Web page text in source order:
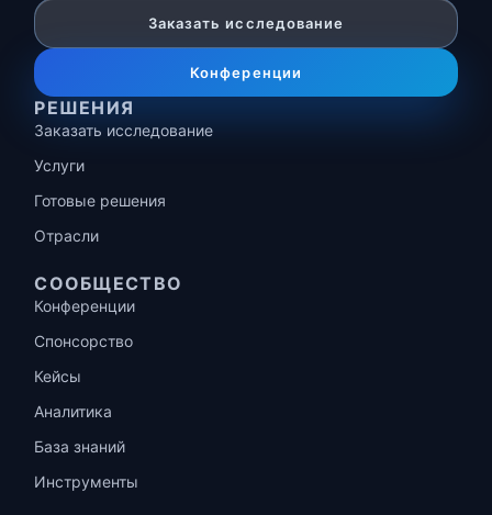
Заказать исследование
Конференции
РЕШЕНИЯ
Заказать исследование
Услуги
Готовые решения
Отрасли
СООБЩЕСТВО
Конференции
Спонсорство
Кейсы
Аналитика
База знаний
Инструменты